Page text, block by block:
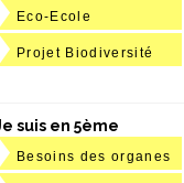
Eco-Ecole
Projet Biodiversité
suis en 5ème
Besoins des organes